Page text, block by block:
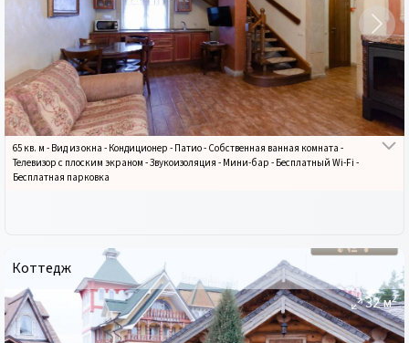
65 кв. м - Вид из окна - Кондиционер - Патио- Собственная ванная комната -
Телевизор с плоским экраном -Звукоизоляция - Мини-бар - Бесплатный Wi-Fi -
Бесплатная парковка
Коттедж
32м2